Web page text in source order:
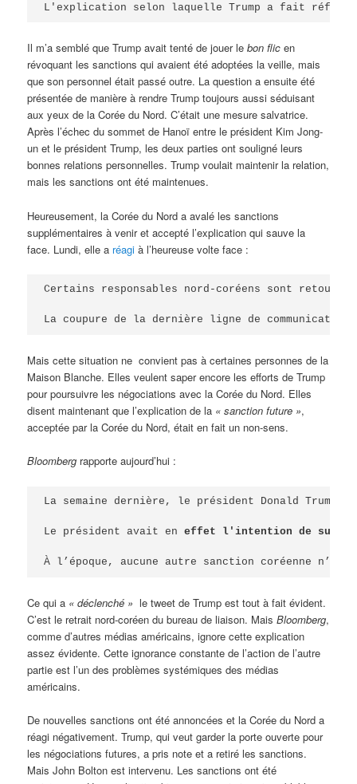
L'explication selon laquelle Trump a fait
Il m’a semblé que Trump avait tenté de jouer lebon flicen
révoquant les sanctions qui avaient été adoptées la veille, mais
que son personnel était passé outre. La question a ensuite été
présentée de manière à rendre Trump toujours aussi séduisant
aux yeux de la Corée du Nord. C’était une mesure salvatrice.
Après l’échec du sommet de Hanoï entre le président Kim Jong-
un et le président Trump, les deux parties ont souligné leurs
bonnes relations personnelles. Trump voulait maintenir la relation,
mais les sanctions ont été maintenues.
Heureusement, la Corée du Nord a avalé les sanctions
supplémentaires à venir et accepté l’explication qui sauve la
face. Lundi, elle a réagi à l’heureuse volte face :
Certains responsables nord-coréens sont
La coupure de la dernière ligne de
Mais cette situation ne convient pas à certaines personnes de la
Maison Blanche. Elles veulent saper encore les efforts de Trump
pour poursuivre les négociations avec la Corée du Nord. Elles
disent maintenant que l’explication de la «sanction future »,
acceptée par la Corée du Nord, était en fait un non-sens.
Bloomberg rapporte aujourd’hui :
La semaine dernière, le président Donald Trump
Le président avait en effet l'intention de
À l’époque, aucune autre sanction coréenne
Ce qui a «déclenché » le tweet de Trump est tout à fait évident.
C’est le retrait nord-coréen du bureau de liaison. MaisBloomberg,
comme d’autres médias américains, ignore cette explication
assez évidente. Cette ignorance constante de l’action de l’autre
partie est l’un des problèmes systémiques des médias
américains.
De nouvelles sanctions ont été annoncées et la Corée du Nord a
réagi négativement. Trump, qui veut garder la porte ouverte pour
les négociations futures, a pris note et a retiré les sanctions.
Mais John Bolton est intervenu. Les sanctions ont été